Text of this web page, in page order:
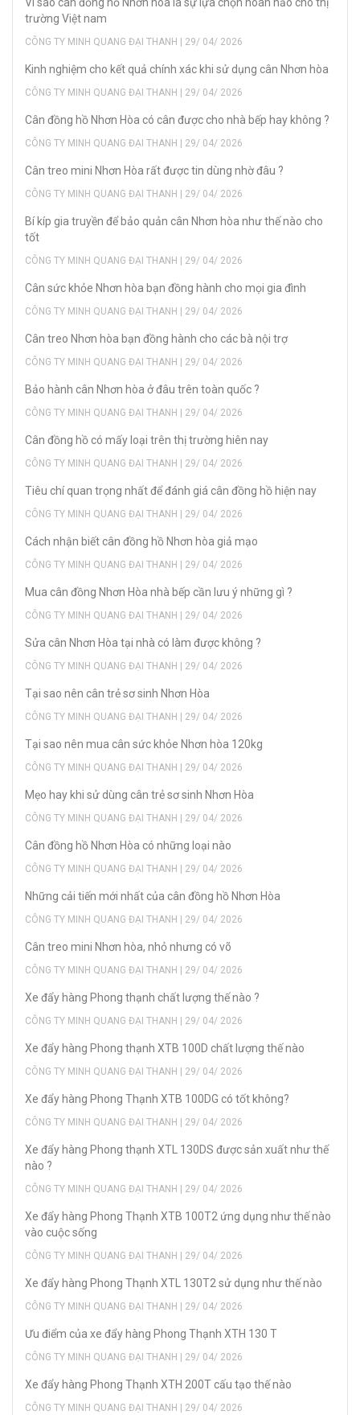
Vì sao cân đồng hồ Nhơn hòa là sự lựa chọn hoàn hảo cho thị
trường Việt nam
CÔNG TY MINH QUANG ĐẠI THANH | 29/ 04/ 2026
Kinh nghiệm cho kết quả chính xác khi sử dụng cân Nhơn hòa
CÔNG TY MINH QUANG ĐẠI THANH | 29/ 04/ 2026
Cân đồng hồ Nhơn Hòa có cân được cho nhà bếp hay không ?
CÔNG TY MINH QUANG ĐẠI THANH | 29/ 04/ 2026
Cân treo mini Nhơn Hòa rất được tin dùng nhờ đâu ?
CÔNG TY MINH QUANG ĐẠI THANH | 29/ 04/ 2026
Bí kíp gia truyền để bảo quản cân Nhơn hòa như thế nào cho
tốt
CÔNG TY MINH QUANG ĐẠI THANH | 29/ 04/ 2026
Cân sức khỏe Nhơn hòa bạn đồng hành cho mọi gia đình
CÔNG TY MINH QUANG ĐẠI THANH | 29/ 04/ 2026
Cân treo Nhơn hòa bạn đồng hành cho các bà nội trợ
CÔNG TY MINH QUANG ĐẠI THANH | 29/ 04/ 2026
Bảo hành cân Nhơn hòa ở đâu trên toàn quốc ?
CÔNG TY MINH QUANG ĐẠI THANH | 29/ 04/ 2026
Cân đồng hồ có mấy loại trên thị trường hiên nay
CÔNG TY MINH QUANG ĐẠI THANH | 29/ 04/ 2026
Tiêu chí quan trọng nhất để đánh giá cân đồng hồ hiện nay
CÔNG TY MINH QUANG ĐẠI THANH | 29/ 04/ 2026
Cách nhận biết cân đồng hồ Nhơn hòa giả mạo
CÔNG TY MINH QUANG ĐẠI THANH | 29/ 04/ 2026
Mua cân đồng Nhơn Hòa nhà bếp cần lưu ý những gì ?
CÔNG TY MINH QUANG ĐẠI THANH | 29/ 04/ 2026
Sửa cân Nhơn Hòa tại nhà có làm được không ?
CÔNG TY MINH QUANG ĐẠI THANH | 29/ 04/ 2026
Tại sao nên cân trẻ sơ sinh Nhơn Hòa
CÔNG TY MINH QUANG ĐẠI THANH | 29/ 04/ 2026
Tại sao nên mua cân sức khỏe Nhơn hòa 120kg
CÔNG TY MINH QUANG ĐẠI THANH | 29/ 04/ 2026
Mẹo hay khi sử dùng cân trẻ sơ sinh Nhơn Hòa
CÔNG TY MINH QUANG ĐẠI THANH | 29/ 04/ 2026
Cân đồng hồ Nhơn Hòa có những loại nào
CÔNG TY MINH QUANG ĐẠI THANH | 29/ 04/ 2026
Những cải tiến mới nhất của cân đồng hồ Nhơn Hòa
CÔNG TY MINH QUANG ĐẠI THANH | 29/ 04/ 2026
Cân treo mini Nhơn hòa, nhỏ nhưng có võ
CÔNG TY MINH QUANG ĐẠI THANH | 29/ 04/ 2026
Xe đẩy hàng Phong thạnh chất lượng thế nào ?
CÔNG TY MINH QUANG ĐẠI THANH | 29/ 04/ 2026
Xe đẩy hàng Phong thạnh XTB 100D chất lượng thế nào
CÔNG TY MINH QUANG ĐẠI THANH | 29/ 04/ 2026
Xe đẩy hàng Phong Thạnh XTB 100DG có tốt không?
CÔNG TY MINH QUANG ĐẠI THANH | 29/ 04/ 2026
Xe đẩy hàng Phong thạnh XTL 130DS được sản xuất như thế
nào ?
CÔNG TY MINH QUANG ĐẠI THANH | 29/ 04/ 2026
Xe đẩy hàng Phong Thạnh XTB 100T2 ứng dụng như thế nào
vào cuộc sống
CÔNG TY MINH QUANG ĐẠI THANH | 29/ 04/ 2026
Xe đẩy hàng Phong Thạnh XTL 130T2 sử dụng như thế nào
CÔNG TY MINH QUANG ĐẠI THANH | 29/ 04/ 2026
Ưu điểm của xe đẩy hàng Phong Thạnh XTH 130 T
CÔNG TY MINH QUANG ĐẠI THANH | 29/ 04/ 2026
Xe đẩy hàng Phong Thạnh XTH 200T cấu tạo thế nào
CÔNG TY MINH QUANG ĐẠI THANH | 29/ 04/ 2026